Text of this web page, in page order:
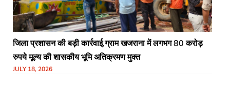
जिला प्रशासन की बड़ी कार्रवाई,ग्राम खजराना में लगभग 80 करोड़
रुपये मूल्य की शासकीय भूमि अतिक्रमण मुक्त
JULY 18, 2026